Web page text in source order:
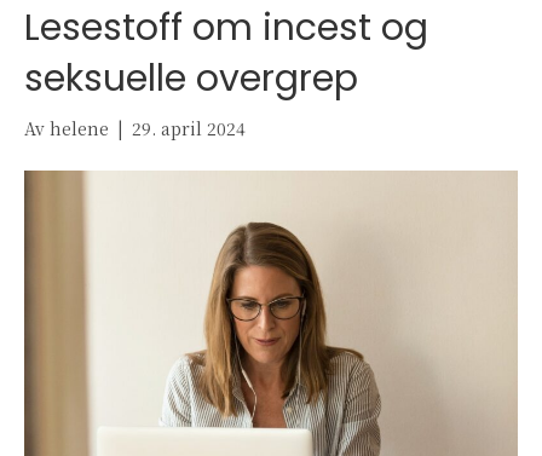
Lesestoff om incest og
seksuelle overgrep
Av helene | 29. april 2024